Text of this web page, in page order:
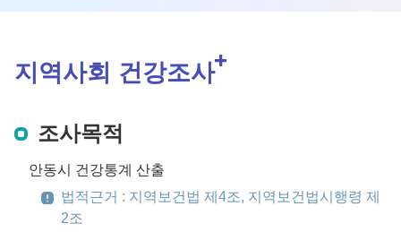
지역사회 건강조사
조사목적
안동시 건강통계 산출
법적근거 : 지역보건법 제4조, 지역보건법시행령 제
2조